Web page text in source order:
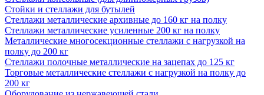
Стойки и стеллажи для бутылей
Стеллажи металлические архивные до 160 кг на полку
Стеллажи металлические усиленные 200 кг на полку
Металлические многосекционные стеллажи с нагрузкой на
полку до 200 кг
Стеллажи полочные металлические на зацепах до 125 кг
Торговые металлические стеллажи с нагрузкой на полку до
200 кг